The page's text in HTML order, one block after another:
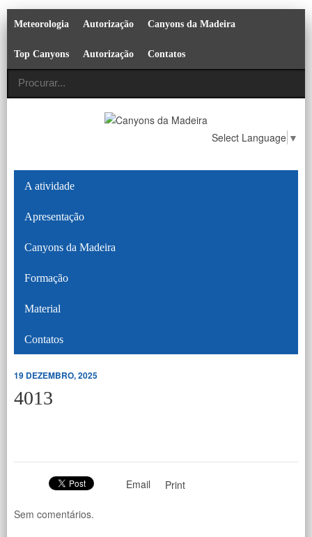
Meteorologia Autorização Canyons da Madeira
Top Canyons Autorização Contatos
Select Language ▼
A atividade
Apresentação
Canyons da Madeira
Formação
Material
Contatos
19 DEZEMBRO, 2025
4013
Email Print
Sem comentários.